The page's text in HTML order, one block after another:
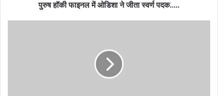
पुरुष हॉकी फाइनल में ओडिशा ने जीता स्वर्ण पदक…..